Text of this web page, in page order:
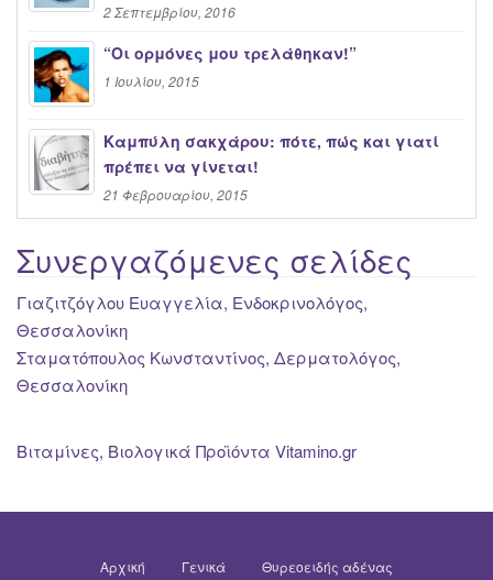
2 Σεπτεμβρίου, 2016
“Oι ορμόνες μου τρελάθηκαν!”
1 Ιουλίου, 2015
Καμπύλη σακχάρου: πότε, πώς και γιατί
πρέπει να γίνεται!
21 Φεβρουαρίου, 2015
Συνεργαζόμενες σελίδες
Γιαζιτζόγλου Ευαγγελία, Ενδοκρινολόγος,
Θεσσαλονίκη
Σταματόπουλος Κωνσταντίνος, Δερματολόγος,
Θεσσαλονίκη
Βιταμίνες, Βιολογικά Προϊόντα Vitamino.gr
Αρχική Γενικά Θυρεοειδής αδένας